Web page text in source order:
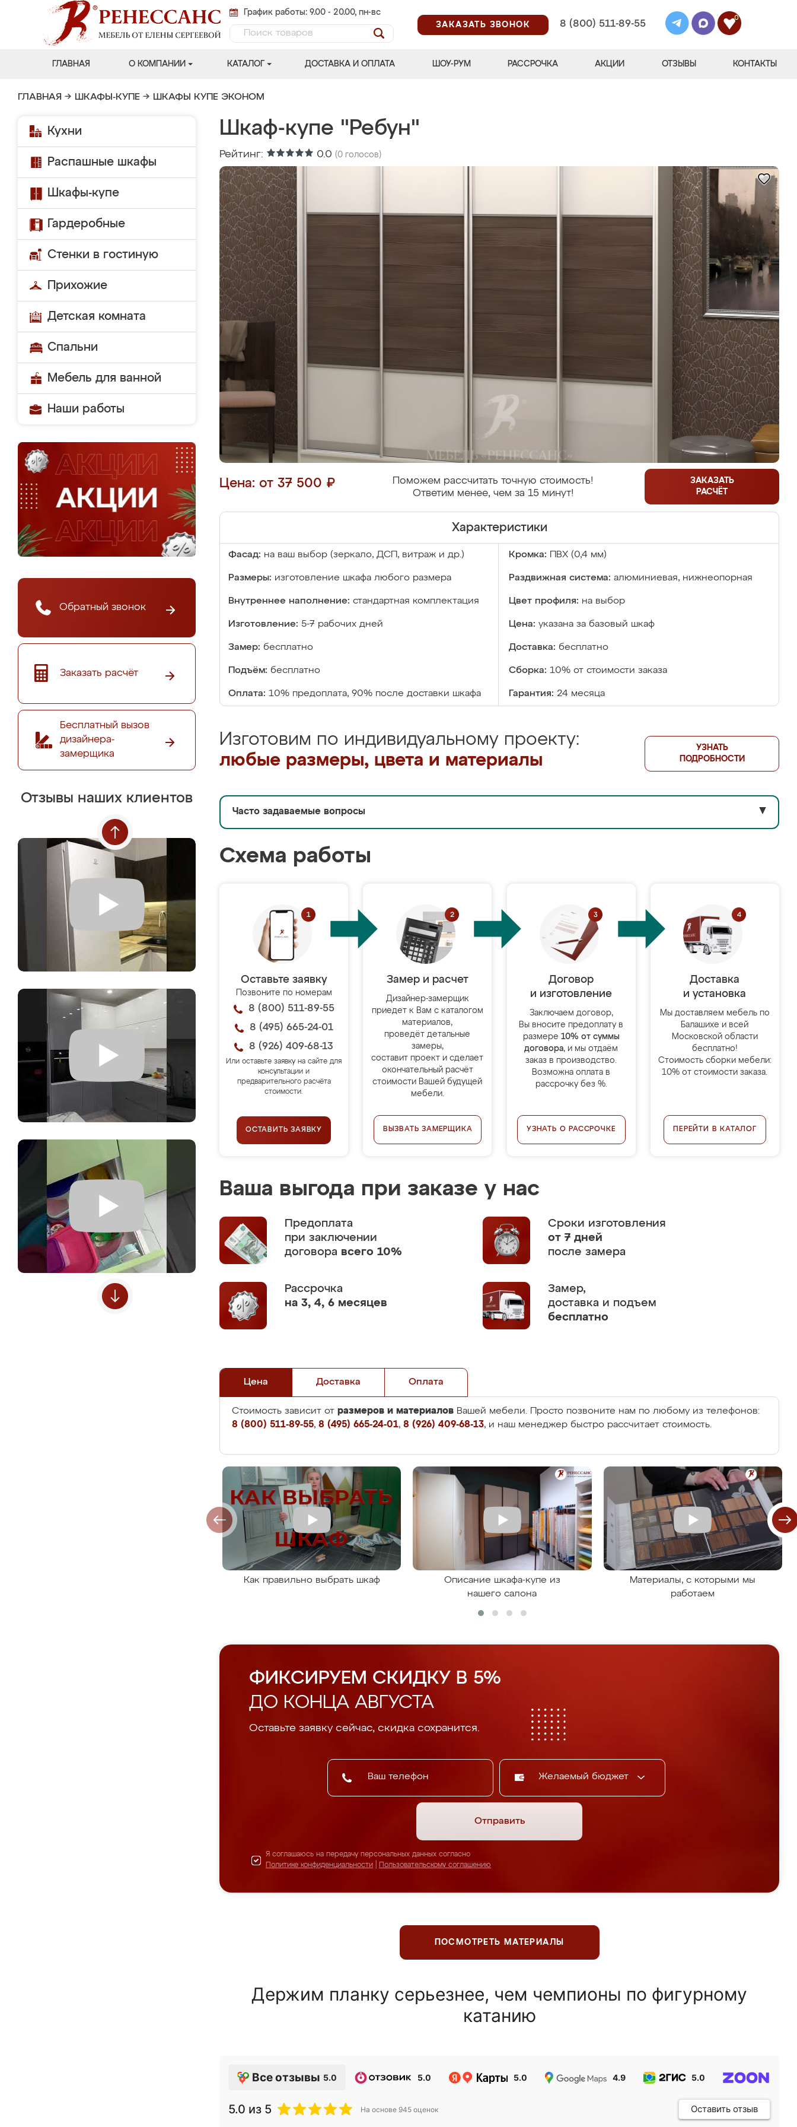
График работы: 9.00 - 20.00, пн-вс
ЗАКАЗАТЬ ЗВОНОК
8 (800) 511-89-55
0
ГЛАВНАЯ О КОМПАНИИ КАТАЛОГ ДОСТАВКА И ОПЛАТА ШОУ-РУМ РАССРОЧКА АКЦИИ ОТЗЫВЫ КОНТАКТЫ
ГЛАВНАЯ → ШКАФЫ-КУПЕ → ШКАФЫ КУПЕ ЭКОНОМ
Кухни
Распашные шкафы
Шкафы-купе
Гардеробные
Стенки в гостиную
Прихожие
Детская комната
Спальни
Мебель для ванной
Наши работы
Обратный звонок
Заказать расчёт
Бесплатный вызов
дизайнера-
замерщика
Отзывы наших клиентов
Шкаф-купе "Ребун"
Рейтинг: 0.0 (0 голосов)
Цена: от 37 500 ₽
Поможем рассчитать точную стоимость!
Ответим менее, чем за 15 минут!
ЗАКАЗАТЬ
РАСЧЁТ
Характеристики
Фасад: на ваш выбор (зеркало, ДСП, витраж и др.) Кромка: ПВХ (0,4 мм)
Размеры: изготовление шкафа любого размера Раздвижная система: алюминиевая, нижнеопорная
Внутреннее наполнение: стандартная комплектация Цвет профиля: на выбор
Изготовление: 5-7 рабочих дней Цена: указана за базовый шкаф
Замер: бесплатно Доставка: бесплатно
Подъём: бесплатно Сборка: 10% от стоимости заказа
Оплата: 10% предоплата, 90% после доставки шкафа Гарантия: 24 месяца
Изготовим по индивидуальному проекту:
любые размеры, цвета и материалы
УЗНАТЬ
ПОДРОБНОСТИ
Часто задаваемые вопросы ▼
Схема работы
Оставьте заявку
Позвоните по номерам
8 (800) 511-89-55
8 (495) 665-24-01
8 (926) 409-68-13
Или оставьте заявку на сайте для
консультации и
предварительного расчёта
стоимости.
ОСТАВИТЬ ЗАЯВКУ
Замер и расчет
Дизайнер-замерщик
приедет к Вам с каталогом
материалов,
проведёт детальные
замеры,
составит проект и сделает
окончательный расчёт
стоимости Вашей будущей
мебели.
ВЫЗВАТЬ ЗАМЕРЩИКА
Договор
и изготовление
Заключаем договор,
Вы вносите предоплату в
размере 10% от суммы
договора, и мы отдаём
заказ в производство.
Возможна оплата в
рассрочку без %.
УЗНАТЬ О РАССРОЧКЕ
Доставка
и установка
Мы доставляем мебель по
Балашихе и всей
Московской области
бесплатно!
Стоимость сборки мебели:
10% от стоимости заказа.
ПЕРЕЙТИ В КАТАЛОГ
Ваша выгода при заказе у нас
Предоплата
при заключении
договора всего 10%
Сроки изготовления
от 7 дней
после замера
Рассрочка
на 3, 4, 6 месяцев
Замер,
доставка и подъем
бесплатно
Цена Доставка Оплата
Стоимость зависит от размеров и материалов Вашей мебели. Просто позвоните нам по любому из телефонов:
8 (800) 511-89-55, 8 (495) 665-24-01, 8 (926) 409-68-13, и наш менеджер быстро рассчитает стоимость.
Как правильно выбрать шкаф
Описание шкафа-купе из
нашего салона
Материалы, с которыми мы
работаем
ФИКСИРУЕМ СКИДКУ В 5%
ДО КОНЦА АВГУСТА
Оставьте заявку сейчас, скидка сохранится.
Желаемый бюджет
Отправить
Я соглашаюсь на передачу персональных данных согласно
Политике конфиденциальности
Пользовательскому соглашению
ПОСМОТРЕТЬ МАТЕРИАЛЫ
Держим планку серьезнее, чем чемпионы по фигурному
катанию
Все отзывы 5.0 5.0 5.0 4.9 5.0
5.0 из 5 На основе 945 оценок Оставить отзыв